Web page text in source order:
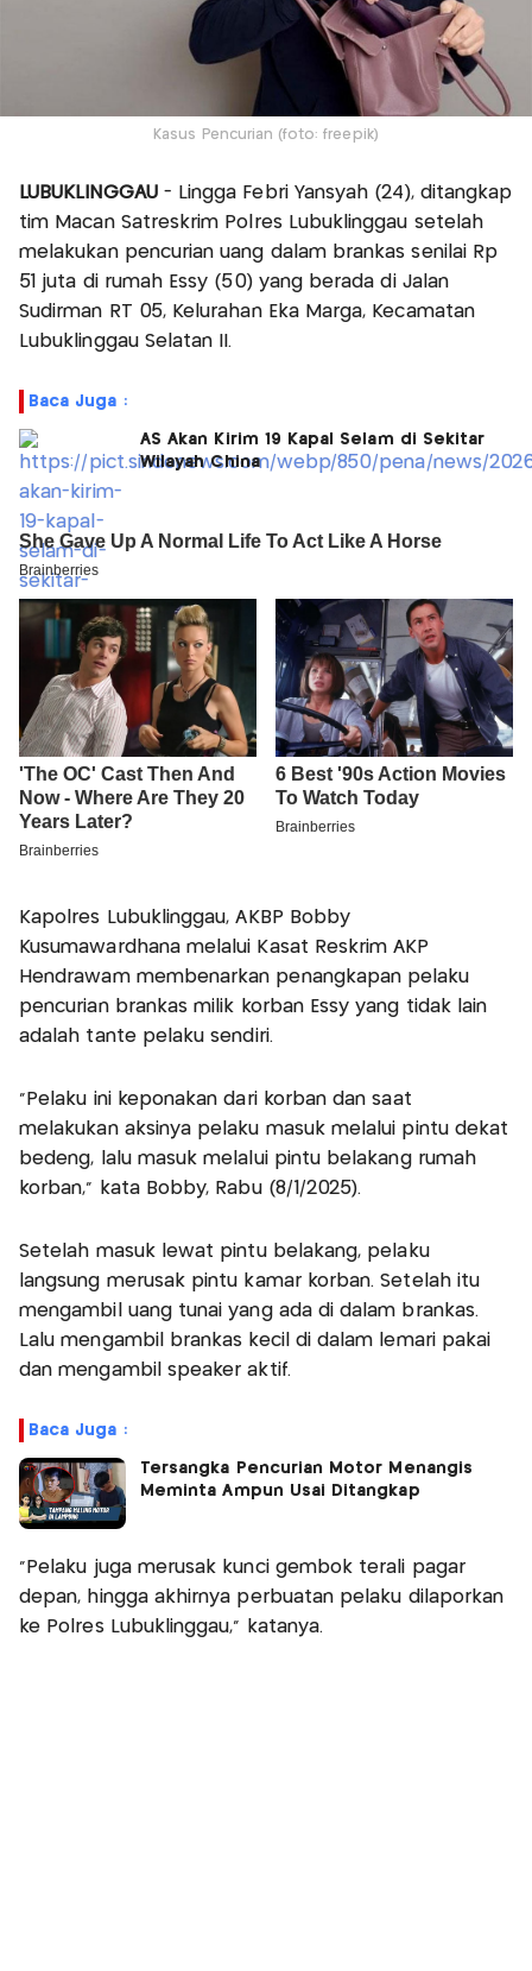
Kasus Pencurian (foto: freepik)
LUBUKLINGGAU- Lingga Febri Yansyah (24), ditangkap
tim Macan Satreskrim Polres Lubuklinggau setelah
melakukan pencurian uang dalam brankas senilai Rp
51 juta di rumah Essy (50) yang berada di Jalan
Sudirman RT 05, Kelurahan Eka Marga, Kecamatan
Lubuklinggau Selatan II.
Baca Juga :
AS Akan Kirim 19 Kapal Selam di Sekitar
Wilayah China
Kapolres Lubuklinggau, AKBP Bobby
Kusumawardhana melalui Kasat Reskrim AKP
Hendrawam membenarkan penangkapan pelaku
pencurian brankas milik korban Essy yang tidak lain
adalah tante pelaku sendiri.
“Pelaku ini keponakan dari korban dan saat
melakukan aksinya pelaku masuk melalui pintu dekat
bedeng, lalu masuk melalui pintu belakang rumah
korban," kata Bobby, Rabu (8/1/2025).
Setelah masuk lewat pintu belakang, pelaku
langsung merusak pintu kamar korban. Setelah itu
mengambil uang tunai yang ada di dalam brankas.
Lalu mengambil brankas kecil di dalam lemari pakai
dan mengambil speaker aktif.
Baca Juga :
Tersangka Pencurian Motor Menangis
Meminta Ampun Usai Ditangkap
“Pelaku juga merusak kunci gembok terali pagar
depan, hingga akhirnya perbuatan pelaku dilaporkan
ke Polres Lubuklinggau,” katanya.